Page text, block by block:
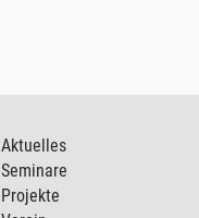
Aktuelles
Seminare
Projekte